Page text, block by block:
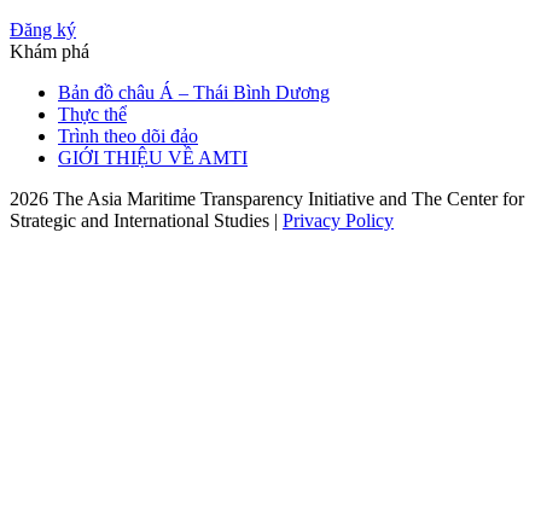
Đăng ký
Khám phá
Bản đồ châu Á – Thái Bình Dương
Thực thể
Trình theo dõi đảo
GIỚI THIỆU VỀ AMTI
2026 The Asia Maritime Transparency Initiative and The Center for
Strategic and International Studies | Privacy Policy